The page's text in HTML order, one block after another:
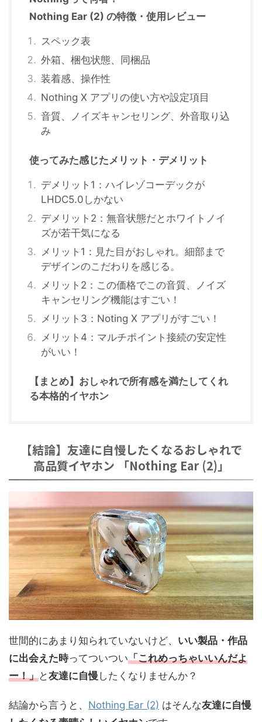
Nothing Ear (2) の特徴・使用レビュー
スペック表
外箱、梱包状態、同梱品
装着感、操作性
Nothing X アプリの使い方や設定項目
音質、ノイズキャンセリング、外音取り込
み
使ってみた感じたメリット・デメリット
デメリット1：ハイレゾコーデックが
LHDC5.0しかない
デメリット2：無音状態だとホワイトノイ
ズが若干気になる
メリット1：見た目がおしゃれ。細部まで
デザインのこだわりを感じる。
メリット2：この価格でこの音質、ノイズ
キャンセリング機能はすごい！
メリット3：Noting X アプリがすごい！
メリット4：マルチポイント接続の安定性
がいい！
【まとめ】おしゃれで所有感を満たしてくれ
る本格的イヤホン
【結論】友達に自慢したくなるおしゃれで
高品質イヤホン 「Nothing Ear (2)」
世間的にあまり知られていないけど、 いい製品・作品
に出会えた時ってついつい「これめっちゃいいんだよ
ー！」と友達に自慢 したくなりませんか？
結論から言うと、 Nothing Ear (2) はそんな友達に自慢